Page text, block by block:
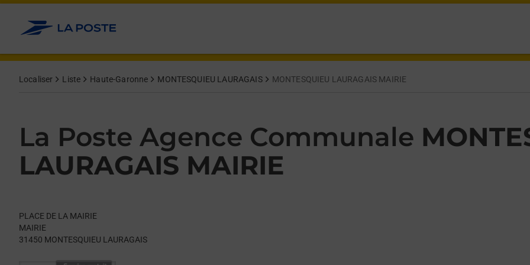
Allez au contenu
Localiser Liste Haute-Garonne MONTESQUIEU LAURAGAIS MONTESQUIEU LAURAGAIS MAIRIE
La Poste Agence Communale
LAURAGAIS MAIRIE
PLACE DE LA MAIRIE
MAIRIE
31450 MONTESQUIEU LAURAGAIS
Day of the WeekHours
Get directions to La Poste Agence Communale at PLACE DE LA MAIRIE MONTESQUIEU LAURAGAIS,
lien s'ouvre dans un nouvel onglet